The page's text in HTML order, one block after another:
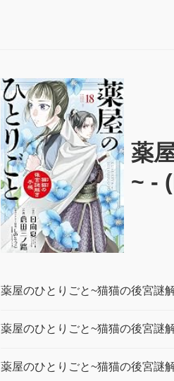
薬
~ -
薬屋のひとりごと~猫猫の後宮謎
薬屋のひとりごと~猫猫の後宮謎
薬屋のひとりごと~猫猫の後宮謎